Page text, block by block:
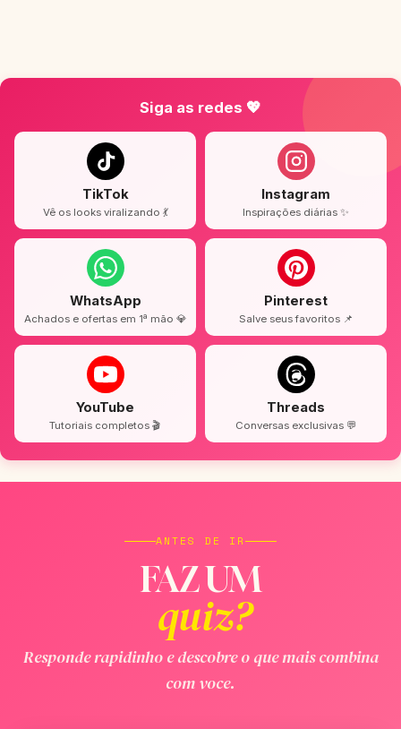
Siga as redes 💖
TikTok
Vê os looks viralizando 💃
Instagram
Inspirações diárias ✨
WhatsApp
Achados e ofertas em 1ª mão 💎
Pinterest
Salve seus favoritos 📌
YouTube
Tutoriais completos 🎬
Threads
Conversas exclusivas 💬
ANTES DE IR
FAZ UM
quiz?
Responde rapidinho e descobre o que mais combina
com voce.